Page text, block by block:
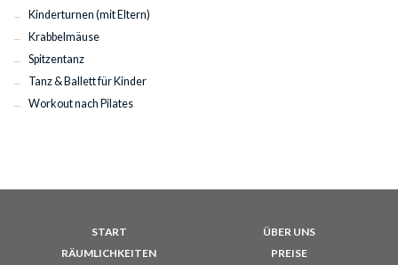
Kinderturnen (mit Eltern)
Krabbelmäuse
Spitzentanz
Tanz & Ballett für Kinder
Workout nach Pilates
START
ÜBER UNS
RÄUMLICHKEITEN
PREISE